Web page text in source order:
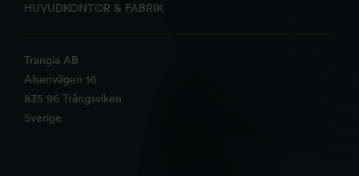
HUVUDKONTOR & FABRIK
Trangia AB
Alsenvägen 16
835 96 Trångsviken
Sverige